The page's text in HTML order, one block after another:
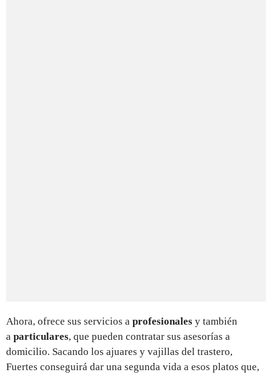
Ahora, ofrece sus servicios a profesionales y también
a particulares, que pueden contratar sus asesorías a
domicilio. Sacando los ajuares y vajillas del trastero,
Fuertes conseguirá dar una segunda vida a esos platos que,